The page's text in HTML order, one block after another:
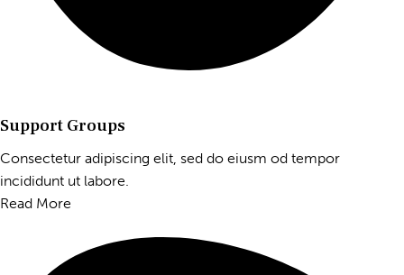
Support Groups
Consectetur adipiscing elit, sed do eiusm od tempor
incididunt ut labore.
Read More